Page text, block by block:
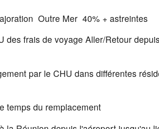
Outre Mer 40% + astreintes
des frais de voyage Aller/Retour
par le CHU dans différentes
temps du remplacement